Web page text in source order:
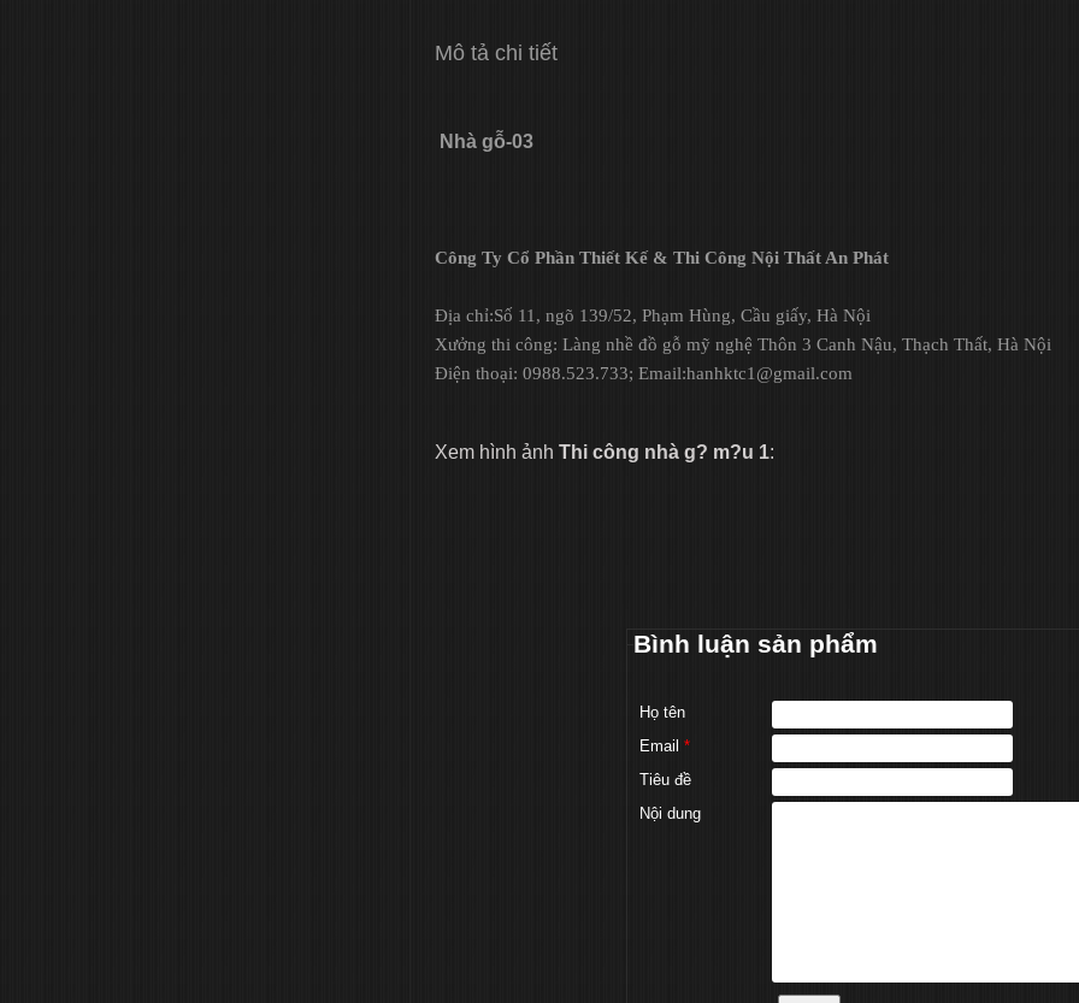
Mô tả chi tiết
Nhà gỗ-03
Công Ty Cổ Phần Thiết Kế & Thi Công Nội Thất An Phát
Địa chỉ:Số 11, ngõ 139/52, Phạm Hùng, Cầu giấy, Hà Nội
Xưởng thi công: Làng nhề đồ gỗ mỹ nghệ Thôn 3 Canh Nậu, Thạch Thất, Hà Nội
Điện thoại: 0988.523.733; Email:hanhktc1@gmail.com
Xem hình ảnh Thi công nhà g? m?u 1:
Bình luận sản phẩm
Họ tên
Email *
Tiêu đề
Nội dung